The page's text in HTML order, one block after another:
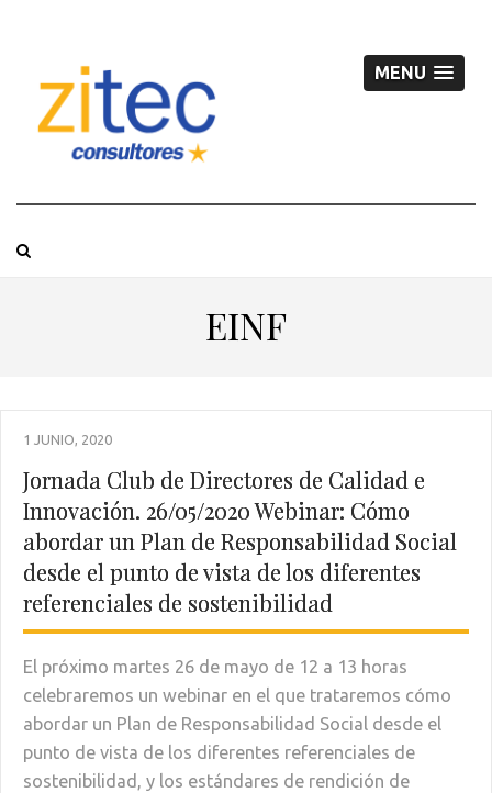
MENU
EINF
1 JUNIO, 2020
Jornada Club de Directores de Calidad e
Innovación. 26/05/2020 Webinar: Cómo
abordar un Plan de Responsabilidad Social
desde el punto de vista de los diferentes
referenciales de sostenibilidad
El próximo martes 26 de mayo de 12 a 13 horas
celebraremos un webinar en el que trataremos cómo
abordar un Plan de Responsabilidad Social desde el
punto de vista de los diferentes referenciales de
sostenibilidad, y los estándares de rendición de